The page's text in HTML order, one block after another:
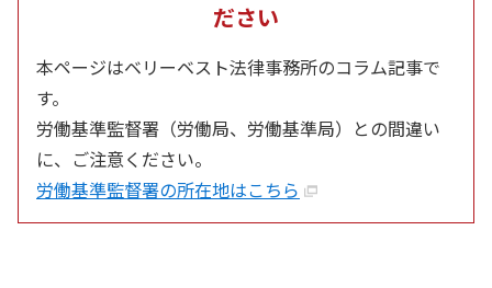
ださい
本ページはベリーベスト法律事務所のコラム記事で
す。
労働基準監督署（労働局、労働基準局）との間違い
に、ご注意ください。
労働基準監督署の所在地はこちら